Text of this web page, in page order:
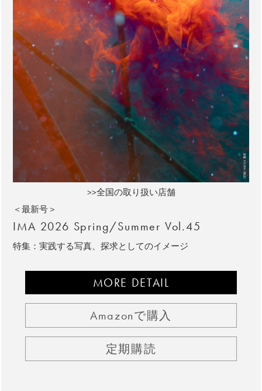
>>全国の取り扱い店舗
＜最新号＞
IMA 2026 Spring/Summer Vol.45
特集：実践する写真、探求としてのイメージ
MORE DETAIL
Amazonで購入
定期購読